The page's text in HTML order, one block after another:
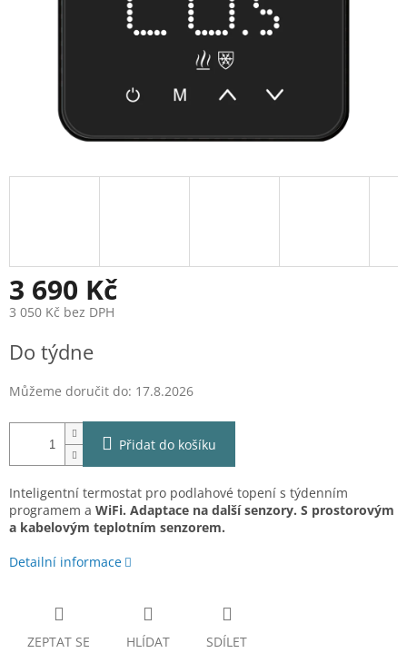
3 690 Kč
3 050 Kč bez DPH
cena:
Do týdne
Můžeme doručit do: 17.8.2026
Přidat do košíku
Inteligentní termostat pro podlahové topení s týdenním
programem a WiFi. Adaptace na další senzory. S prostorovým
a kabelovým teplotním senzorem.
Detailní informace
ZEPTAT SE HLÍDAT SDÍLET